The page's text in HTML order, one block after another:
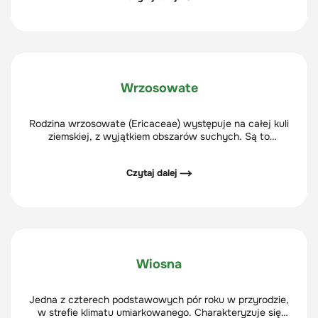
Wrzosowate
Rodzina wrzosowate (Ericaceae) występuje na całej kuli
ziemskiej, z wyjątkiem obszarów suchych. Są to
także egzotyczne i ozdobne rodzaje: różanecznik i azalia.
Czytaj dalej ⟶
Wiosna
Jedna z czterech podstawowych pór roku w przyrodzie,
w strefie klimatu umiarkowanego. Charakteryzuje się